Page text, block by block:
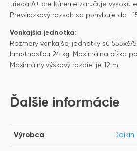
trieda A+ pre kúrenie zaručuje vysokú
Prevádzkový rozsah sa pohybuje do -
Vonkajšia jednotka:
Rozmery vonkajšej jednotky sú
hmotnosťou 24 kg. Maximálna dĺžka
Maximálny výškový rozdiel je 12 m.
Ďalšie informácie
Výrobca Daikin